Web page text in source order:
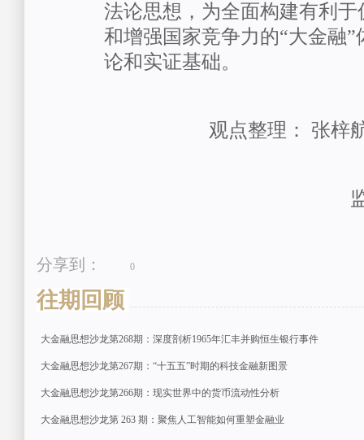
法论思想，为全面构建有利
和增强国家竞争力的“大金融
论和实证基础。
观点整理： 张梓
分享到： 0
往期回顾
大金融思想沙龙第268期：深度剖析1965年汇丰并购恒生银行事件
大金融思想沙龙第267期：“十五五”时期的科技金融新图景
大金融思想沙龙第266期：现实世界中的货币流动性分析
大金融思想沙龙第 263 期：聚焦人工智能如何重塑金融业